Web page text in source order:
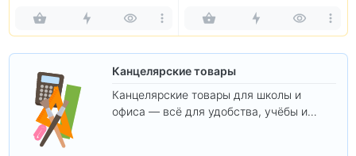
Канцелярские товары
Канцелярские товары для школы и
офиса — всё для удобства, учёбы и